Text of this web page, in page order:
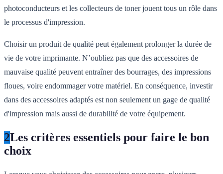
photoconducteurs et les collecteurs de toner jouent tous un rôle dans
le processus d'impression.
Choisir un produit de qualité peut également prolonger la durée de
vie de votre imprimante. N’oubliez pas que des accessoires de
mauvaise qualité peuvent entraîner des bourrages, des impressions
floues, voire endommager votre matériel. En conséquence, investir
dans des accessoires adaptés est non seulement un gage de qualité
d'impression mais aussi de durabilité de votre équipement.
2Les critères essentiels pour faire le bon
choix